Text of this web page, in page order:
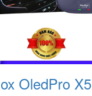
OledPro X5